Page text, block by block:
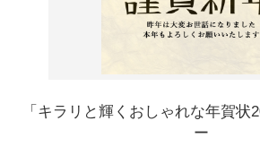
「キラリと輝くおしゃれな年賀状
ー